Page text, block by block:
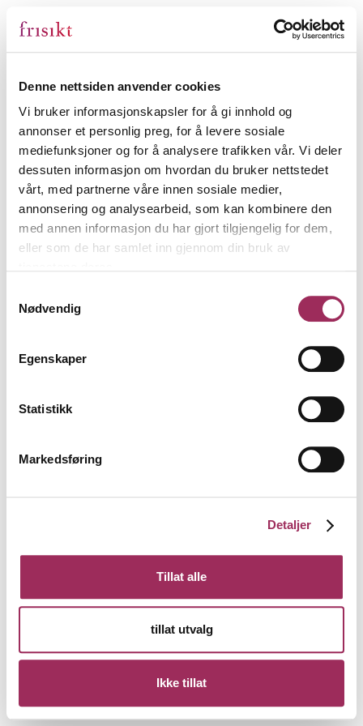
Denne nettsiden anvender cookies
Vi bruker informasjonskapsler for å gi innhold og
annonser et personlig preg, for å levere sosiale
mediefunksjoner og for å analysere trafikken vår. Vi deler
dessuten informasjon om hvordan du bruker nettstedet
vårt, med partnerne våre innen sosiale medier,
annonsering og analysearbeid, som kan kombinere den
med annen informasjon du har gjort tilgjengelig for dem,
eller som de har samlet inn gjennom din bruk av
Nødvendig
Egenskaper
Statistikk
Markedsføring
Detaljer
Tillat alle
tillat utvalg
Ikke tillat